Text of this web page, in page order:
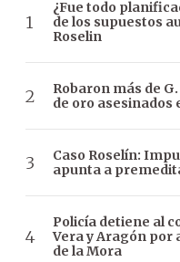
¿Fue todo
de los supuestos
Roselin
Robaron más de
de oro asesinados
Caso Roselín:
apunta a
Policía detiene al
Vera y Aragón por
de la Mora